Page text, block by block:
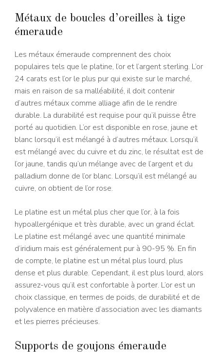
Métaux de boucles d’oreilles à tige
émeraude
Les métaux émeraude comprennent des choix
populaires tels que le platine, l’or et l’argent sterling. L’or
24 carats est l’or le plus pur qui existe sur le marché,
mais en raison de sa malléabilité, il doit contenir
d’autres métaux comme alliage afin de le rendre
durable. La durabilité est requise pour qu’il puisse être
porté au quotidien. L’or est disponible en rose, jaune et
blanc lorsqu’il est mélangé à d’autres métaux. Lorsqu’il
est mélangé avec du cuivre et du zinc, le résultat est de
l’or jaune, tandis qu’un mélange avec de l’argent et du
palladium donne de l’or blanc. Lorsqu’il est mélangé au
cuivre, on obtient de l’or rose.
Le platine est un métal plus cher que l’or, à la fois
hypoallergénique et très durable, avec un grand éclat.
Le platine est mélangé avec une quantité minimale
d’iridium mais est généralement pur à 90-95 %. En fin
de compte, le platine est un métal plus lourd, plus
dense et plus durable. Cependant, il est plus lourd, alors
assurez-vous qu’il est confortable à porter. L’or est un
choix classique, en termes de poids, de durabilité et de
polyvalence en matière d’association avec les diamants
et les pierres précieuses.
Supports de goujons émeraude